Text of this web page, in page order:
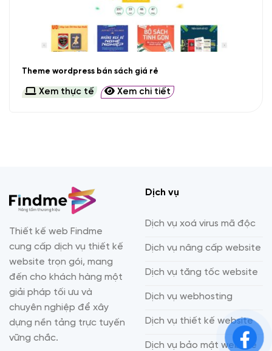
Theme wordpress bán sách giá rẻ
Xem thực tế Xem chi tiết
Thiết kế web Findme
cung cấp dịch vụ thiết kế
website trọn gói, mang
đến cho khách hàng một
giải pháp tối ưu và
chuyên nghiệp để xây
dựng nền tảng trực tuyến
vững chắc.
Dịch vụ
Dịch vụ xoá virus mã độc
Dịch vụ nâng cấp website
Dịch vụ tăng tốc website
Dịch vụ webhosting
Dịch vụ thiết kế website
Dịch vụ bảo mật website